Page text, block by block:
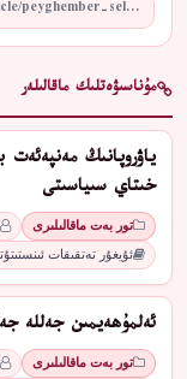
مۇناسىۋەتلىك ماقالىلەر
ياۋروپانىڭ مەنپەئەت
خىتاي سىياسىتى
تور بەت ماقالىلىرى
ئۇيغۇر تەتقىقات
ئەلمۇھەيمىن جەللە
تور بەت ماقالىلىرى